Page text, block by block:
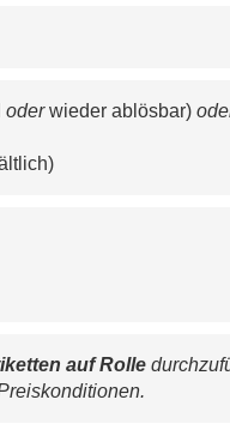
oder wieder ablösbar)
auf Rolle